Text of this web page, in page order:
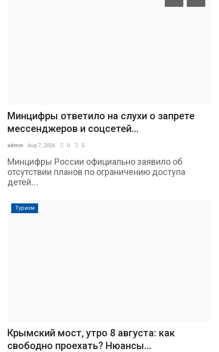
Минцифры ответило на слухи о запрете
мессенджеров и соцсетей...
admin Aug 7, 2026 0 5
Минцифры России официально заявило об
отсутствии планов по ограничению доступа
детей...
Туризм
Крымский мост, утро 8 августа: как
свободно проехать? Нюансы...